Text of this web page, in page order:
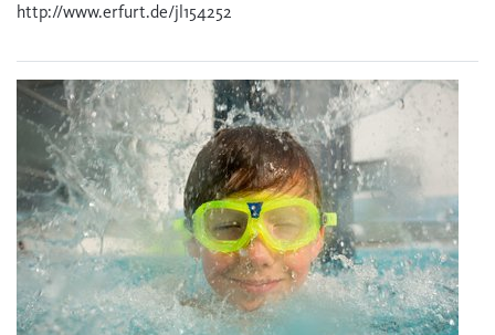
http://www.erfurt.de/jl154252